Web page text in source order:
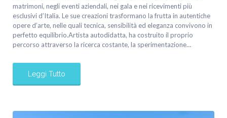
matrimoni, negli eventi aziendali, nei gala e nei ricevimenti più
esclusivi d’Italia. Le sue creazioni trasformano la frutta in autentiche
opere d’arte, nelle quali tecnica, sensibilità ed eleganza convivono in
perfetto equilibrio.Artista autodidatta, ha costruito il proprio
percorso attraverso la ricerca costante, la sperimentazione…
Leggi Tutto